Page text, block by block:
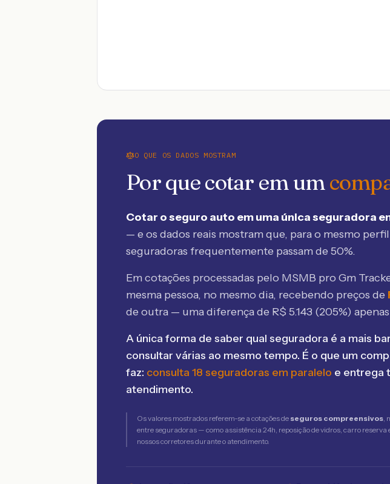
O QUE OS DADOS MOSTRAM
Por que cotar em um
Cotar o seguro auto em uma única seguradora
— e os dados reais mostram que, para o mesmo
seguradoras frequentemente passam de 50%.
Em cotações processadas pelo MSMB pro Gm
mesma pessoa, no mesmo dia, recebendo preços de
de outra — uma diferença de R$ 5.143 (205%)
A única forma de saber qual seguradora é a mais
consultar várias ao mesmo tempo. É o que um
faz: consulta 18 seguradoras em paralelo e entrega
atendimento.
Os valores mostrados referem-se a cotações de seguros compreensivos,
entre seguradoras — como assistência 24h, reposição de vidros, carro
nossos corretores durante o atendimento.